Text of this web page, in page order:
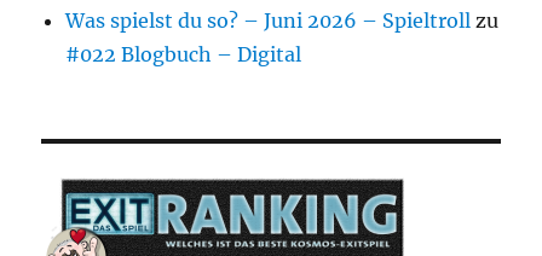
Was spielst du so? – Juni 2026 – Spieltroll zu
#022 Blogbuch – Digital